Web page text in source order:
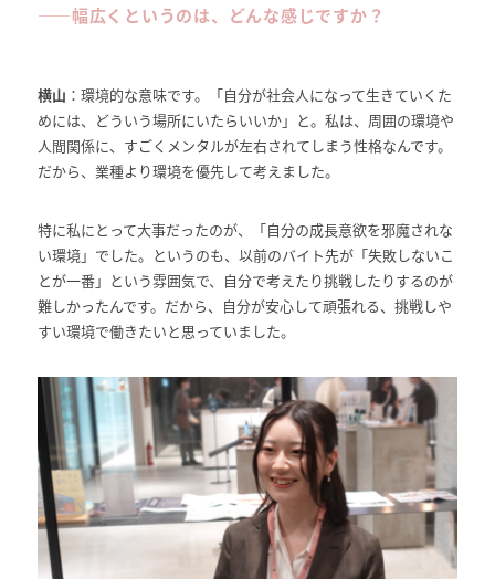
――幅広くというのは、どんな感じですか？
横山 ：環境的な意味です。「自分が社会人になって生きていくた
めには、どういう場所にいたらいいか」と。私は、周囲の環境や
人間関係に、すごくメンタルが左右されてしまう性格なんです。
だから、業種より環境を優先して考えました。
特に私にとって大事だったのが、「自分の成長意欲を邪魔されな
い環境」でした。というのも、以前のバイト先が「失敗しないこ
とが一番」という雰囲気で、自分で考えたり挑戦したりするのが
難しかったんです。だから、自分が安心して頑張れる、挑戦しや
すい環境で働きたいと思っていました。